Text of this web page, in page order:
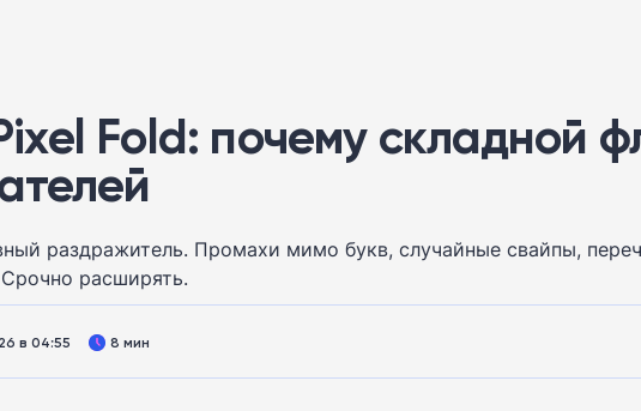
Fold: почему складной
раздражитель. Промахи мимо букв, случайные свайпы,
расширять.
в 04:55 8 мин